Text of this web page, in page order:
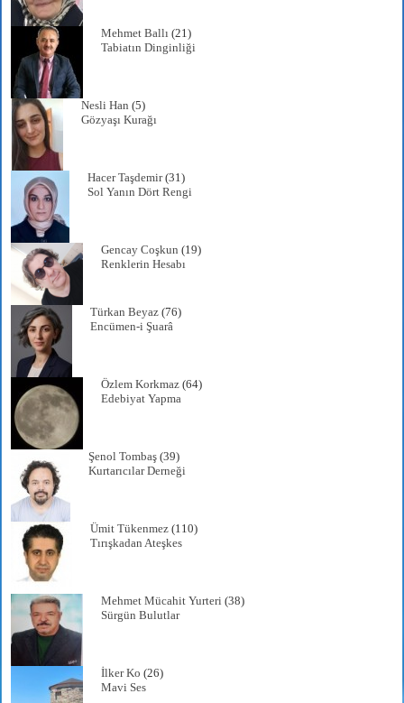
Mehmet Ballı (21)
Tabiatın Dinginliği
Nesli Han (5)
Gözyaşı Kurağı
Hacer Taşdemir(31)
Sol Yanın Dört Rengi
Gencay Coşkun (19)
Renklerin Hesabı
Türkan Beyaz (76)
Encümen-i Şuarâ
Özlem Korkmaz (64)
Edebiyat Yapma
Şenol Tombaş (39)
Kurtarıcılar Derneği
Ümit Tükenmez (110)
Tırışkadan Ateşkes
Mehmet Mücahit Yurteri (38)
Sürgün Bulutlar
İlker Ko (26)
Mavi Ses